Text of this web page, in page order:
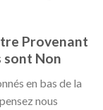
Provenant
sont Non
en bas de la
nous